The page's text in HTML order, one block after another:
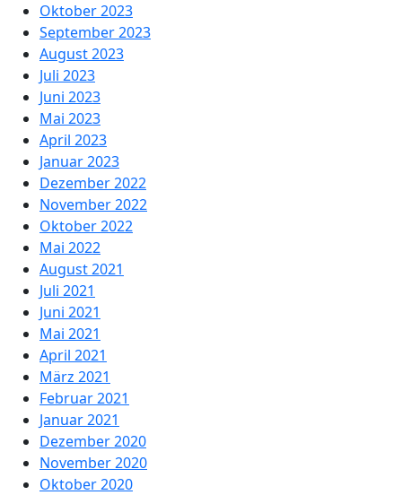
Oktober 2023
September 2023
August 2023
Juli 2023
Juni 2023
Mai 2023
April 2023
Januar 2023
Dezember 2022
November 2022
Oktober 2022
Mai 2022
August 2021
Juli 2021
Juni 2021
Mai 2021
April 2021
März 2021
Februar 2021
Januar 2021
Dezember 2020
November 2020
Oktober 2020